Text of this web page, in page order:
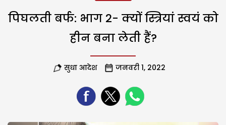
पिघलती बर्फ: भाग 2- क्यों स्त्रियां स्वयं को
हीन बना लेती हैं?
सुधा आदेश जनवरी 1, 2022